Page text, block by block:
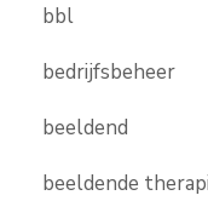
bbl
bedrijfsbeheer
beeldend
beeldende